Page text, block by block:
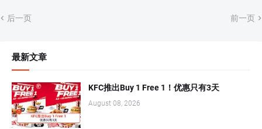
后一页 前一页
最新文章
KFC推出Buy 1 Free 1！优惠只有3天
August 08, 2026